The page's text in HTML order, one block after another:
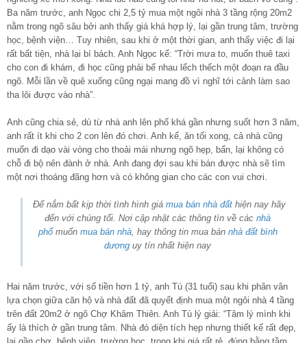
Ba năm trước, anh Ngọc chi 2,5 tỷ mua một ngôi nhà 3 tầng rộng 20m2
nằm trong ngõ sâu bởi anh thấy giá khá hợp lý, lại gần trung tâm, trường
học, bệnh viện… Tuy nhiên, sau khi ở một thời gian, anh thấy việc đi lại
rất bất tiện, nhà lại bí bách. Anh Ngọc kể: “Trời mưa to, muốn thuê taxi
cho con đi khám, đi học cũng phải bế nhau lếch thếch một đoạn ra đầu
ngõ. Mỗi lần về quê xuống cũng ngại mang đồ vì nghĩ tới cảnh làm sao
tha lôi được vào nhà”.
Anh cũng chia sẻ, dù từ nhà anh lên phố khá gần nhưng suốt hơn 3 năm,
anh rất ít khi cho 2 con lên đó chơi. Anh kể, ăn tối xong, cả nhà cũng
muốn đi dạo vài vòng cho thoải mái nhưng ngõ hẹp, bẩn, lại không có
chỗ đi bộ nên đành ở nhà. Anh đang đợi sau khi bán được nhà sẽ tìm
một nơi thoáng đãng hơn và có không gian cho các con vui chơi.
Để nắm bất kịp thời tình hình giá mua bán nhà đấthiện nay hãy
đến với chúng tối. Nơi cập nhật các thông tìn về các nhà
phốmuốn mua bán nhà, hay thông tin mua bán nhà đất bình
dương uy tín nhất hiện nay
Hai năm trước, với số tiền hơn 1 tỷ, anh Tú (31 tuổi) sau khi phân vân
lựa chọn giữa căn hộ và nhà đất đã quyết định mua một ngôi nhà 4 tầng
trên đất 20m2 ở ngõ Chợ Khâm Thiên. Anh Tú lý giải: “Tâm lý mình khi
ấy là thích ở gần trung tâm. Nhà đó diện tích hẹp nhưng thiết kế rất đẹp,